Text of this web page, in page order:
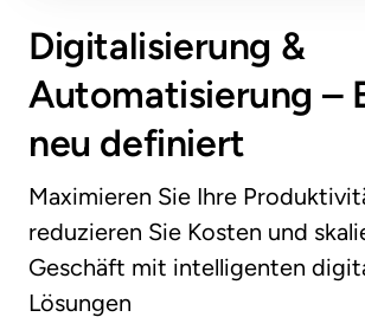
Digitalisierung &
Automatisierung –
neu definiert
Maximieren Sie Ihre
reduzieren Sie Kosten und
Geschäft mit intelligenten
Lösungen